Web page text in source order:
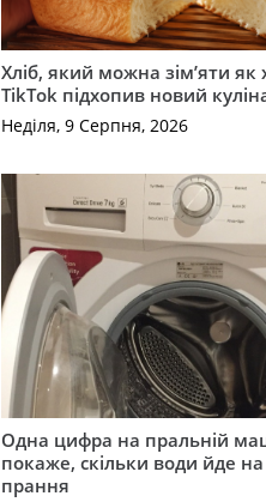
Хліб, який можна зім’яти як
TikTok підхопив новий
Неділя, 9 Серпня, 2026
Одна цифра на пральній
покаже, скільки води йде
прання